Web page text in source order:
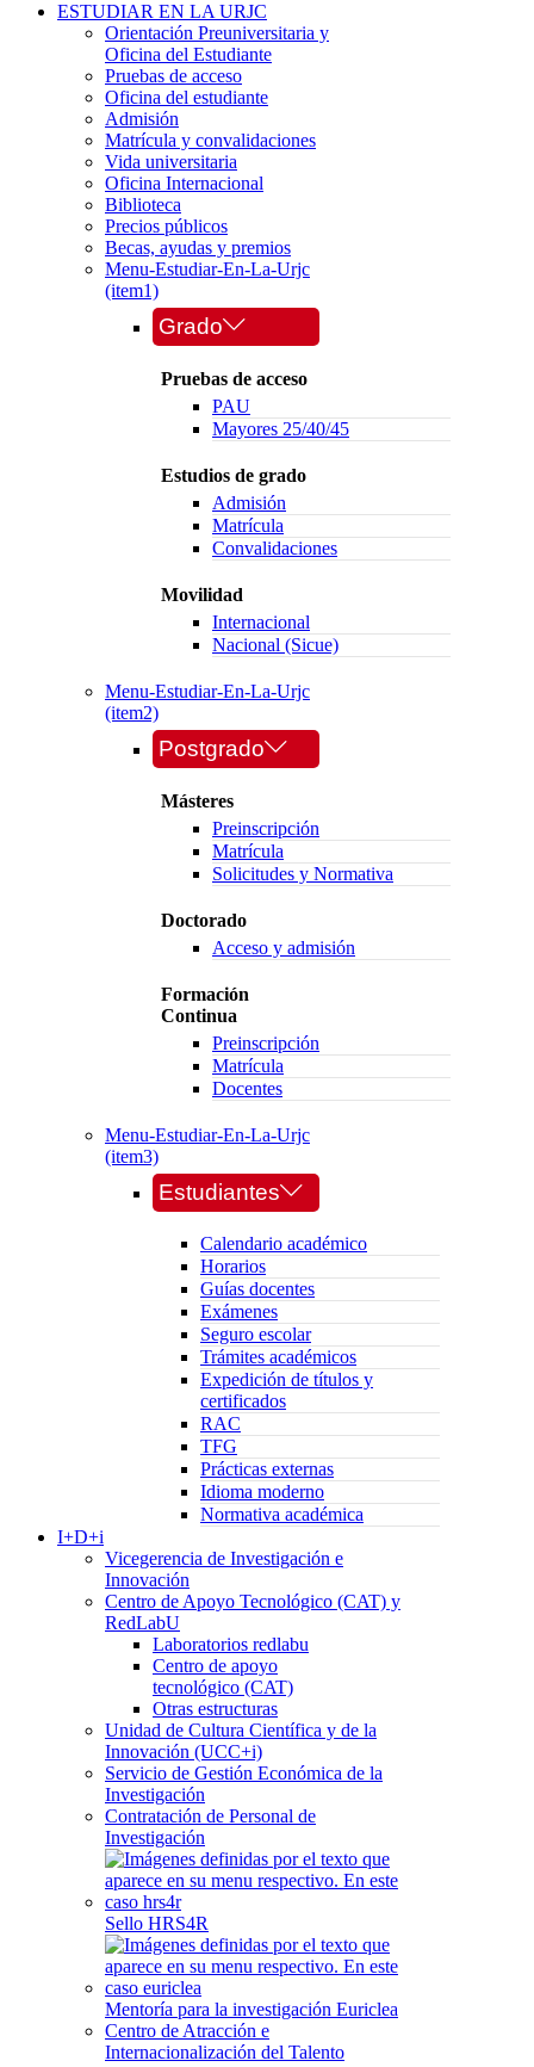
ESTUDIAR EN LA URJC
Orientación Preuniversitaria y
Oficina del Estudiante
Pruebas de acceso
Oficina del estudiante
Admisión
Matrícula y convalidaciones
Vida universitaria
Oficina Internacional
Biblioteca
Precios públicos
Becas, ayudas y premios
Menu-Estudiar-En-La-Urjc
(item1)
Grado
Pruebas de acceso
PAU
Mayores 25/40/45
Estudios de grado
Admisión
Matrícula
Convalidaciones
Movilidad
Internacional
Nacional (Sicue)
Menu-Estudiar-En-La-Urjc
(item2)
Postgrado
Másteres
Preinscripción
Matrícula
Solicitudes y Normativa
Doctorado
Acceso y admisión
Formación
Continua
Preinscripción
Matrícula
Docentes
Menu-Estudiar-En-La-Urjc
(item3)
Estudiantes
Calendario académico
Horarios
Guías docentes
Exámenes
Seguro escolar
Trámites académicos
Expedición de títulos y
certificados
RAC
TFG
Prácticas externas
Idioma moderno
Normativa académica
I+D+i
Vicegerencia de Investigación e
Innovación
Centro de Apoyo Tecnológico (CAT) y
RedLabU
Laboratorios redlabu
Centro de apoyo
tecnológico (CAT)
Otras estructuras
Unidad de Cultura Científica y de la
Innovación (UCC+i)
Servicio de Gestión Económica de la
Investigación
Contratación de Personal de
Investigación
Sello HRS4R
Mentoría para la investigación Euriclea
Centro de Atracción e
Internacionalización del Talento